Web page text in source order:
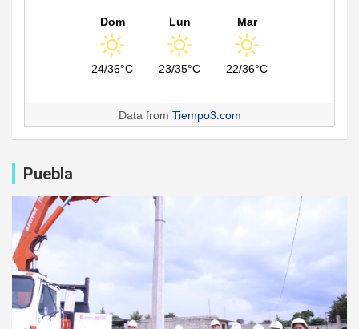
Dom
24/36°C
Lun
23/35°C
Mar
22/36°C
Data from Tiempo3.com
Puebla